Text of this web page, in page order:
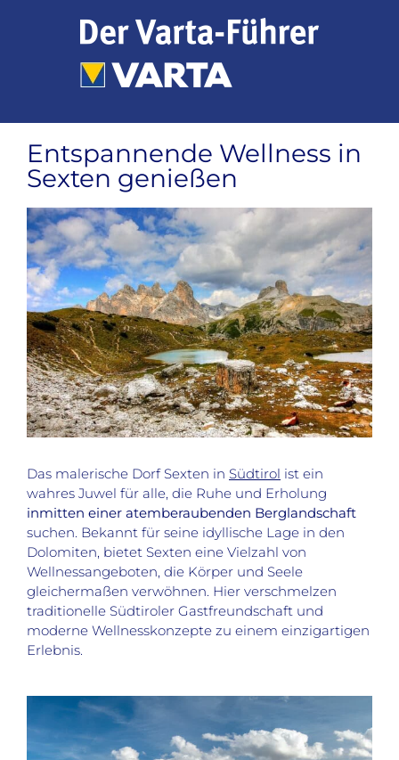
Entspannende Wellness in
Sexten genießen
Zeige
grösseres
Bild
Das malerische Dorf Sexten in Südtirol ist ein
wahres Juwel für alle, die Ruhe und Erholung
inmitten einer atemberaubenden Berglandschaft
suchen. Bekannt für seine idyllische Lage in den
Dolomiten, bietet Sexten eine Vielzahl von
Wellnessangeboten, die Körper und Seele
gleichermaßen verwöhnen. Hier verschmelzen
traditionelle Südtiroler Gastfreundschaft und
moderne Wellnesskonzepte zu einem einzigartigen
Erlebnis.